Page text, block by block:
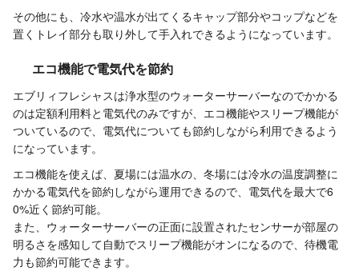
その他にも、冷水や温水が出てくるキャップ部分やコップなどを
置くトレイ部分も取り外して手入れできるようになっています。
エコ機能で電気代を節約
エブリィフレシャスは浄水型のウォーターサーバーなのでかかる
のは定額利用料と電気代のみですが、エコ機能やスリープ機能が
ついているので、電気代についても節約しながら利用できるよう
になっています。
エコ機能を使えば、夏場には温水の、冬場には冷水の温度調整に
かかる電気代を節約しながら運用できるので、電気代を最大で6
0%近く節約可能。
また、ウォーターサーバーの正面に設置されたセンサーが部屋の
明るさを感知して自動でスリープ機能がオンになるので、待機電
力も節約可能できます。